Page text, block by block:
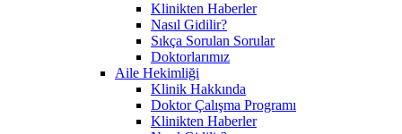
Klinikten Haberler
Nasıl Gidilir?
Sıkça Sorulan Sorular
Doktorlarımız
Aile Hekimliği
Klinik Hakkında
Doktor Çalışma Programı
Klinikten Haberler